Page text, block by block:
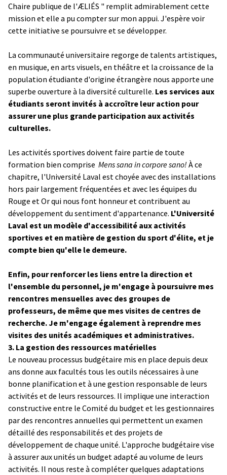
Chaire publique de l'ÆLIÉS " remplit admirablement cette
mission et elle a pu compter sur mon appui. J'espère voir
cette initiative se poursuivre et se développer.
La communauté universitaire regorge de talents artistiques,
en musique, en arts visuels, en théâtre et la croissance de la
population étudiante d'origine étrangère nous apporte une
superbe ouverture à la diversité culturelle. Les services aux
étudiants seront invités à accroître leur action pour
assurer une plus grande participation aux activités
culturelles.
Les activités sportives doivent faire partie de toute
formation bien comprise ­ Mens sana in corpore sano! À ce
chapitre, l'Université Laval est choyée avec des installations
hors pair largement fréquentées et avec les équipes du
Rouge et Or qui nous font honneur et contribuent au
développement du sentiment d'appartenance. L'Université
Laval est un modèle d'accessibilité aux activités
sportives et en matière de gestion du sport d'élite, et je
compte bien qu'elle le demeure.
Enfin, pour renforcer les liens entre la direction et
l'ensemble du personnel, je m'engage à poursuivre mes
rencontres mensuelles avec des groupes de
professeurs, de même que mes visites de centres de
recherche. Je m'engage également à reprendre mes
visites des unités académiques et administratives.
3. La gestion des ressources matérielles
Le nouveau processus budgétaire mis en place depuis deux
ans donne aux facultés tous les outils nécessaires à une
bonne planification et à une gestion responsable de leurs
activités et de leurs ressources. Il implique une interaction
constructive entre le Comité du budget et les gestionnaires
par des rencontres annuelles qui permettent un examen
détaillé des responsabilités et des projets de
développement de chaque unité. L'approche budgétaire vise
à assurer aux unités un budget adapté au volume de leurs
activités. Il nous reste à compléter quelques adaptations